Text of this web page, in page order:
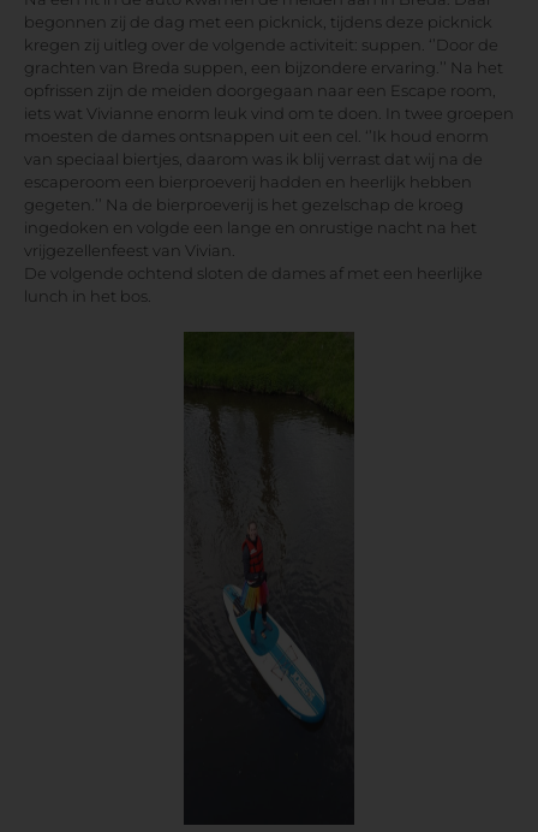
begonnen zij de dag met een picknick, tijdens deze picknick
kregen zij uitleg over de volgende activiteit: suppen. ‘’Door de
grachten van Breda suppen, een bijzondere ervaring.’’ Na het
opfrissen zijn de meiden doorgegaan naar een Escape room,
iets wat Vivianne enorm leuk vind om te doen. In twee groepen
moesten de dames ontsnappen uit een cel. ‘’Ik houd enorm
van speciaal biertjes, daarom was ik blij verrast dat wij na de
escaperoom een bierproeverij hadden en heerlijk hebben
gegeten.’’ Na de bierproeverij is het gezelschap de kroeg
ingedoken en volgde een lange en onrustige nacht na het
vrijgezellenfeest van Vivian.
De volgende ochtend sloten de dames af met een heerlijke
lunch in het bos.